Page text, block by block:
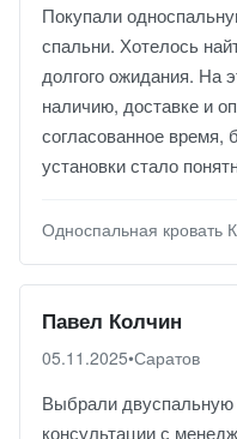
Покупали
спальни. Хотелось
долгого ожидания. На
наличию, доставке и
согласованное время,
установки стало
Односпальная кровать
Павел Колчин
05.11.2025•Саратов
Выбрали
консультации с